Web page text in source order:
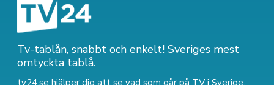
Tv-tablån, snabbt och enkelt! Sveriges mest
omtyckta tablå.
tv24.se hjälper dig att se vad som går på TV i Sverige.